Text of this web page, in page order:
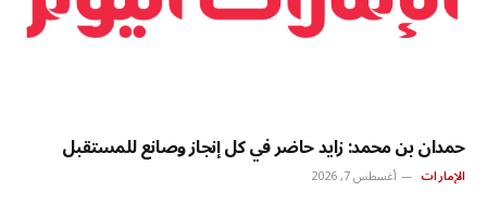
حمدان بن محمد: زايد حاضر في كل إنجاز وصانع للمستقبل
الإمارات أغسطس 7, 2026